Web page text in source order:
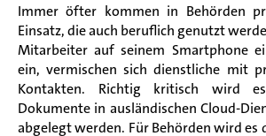
Immer öfter kommen in Behörden
Einsatz, die auch beruflich genutzt
Mitarbeiter auf seinem Smartphone
ein, vermischen sich dienstliche mit
Kontakten. Richtig kritisch wird
Dokumente in ausländischen Cloud-
abgelegt werden. Für Behörden wird es